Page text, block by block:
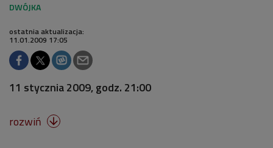
ostatnia aktualizacja:
11.01.2009 17:05
11 stycznia 2009, godz. 21:00
rozwiń 